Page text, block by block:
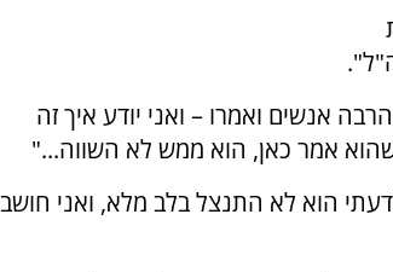
אנשים ואמרו – ואני יודע איך זה
אמר כאן, הוא ממש לא השווה..."
הוא לא התנצל בלב מלא, ואני חושב